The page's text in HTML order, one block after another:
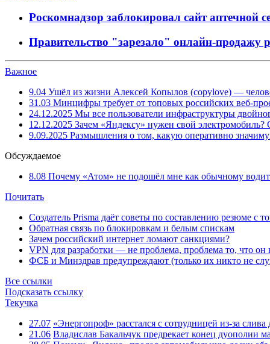
Роскомнадзор заблокировал сайт аптечной
Правительство "зарезало" онлайн-продажу
Важное
9.04 Ушёл из жизни Алексей Копылов (copylove) —
31.03 Минцифры требует от топовых российских веб-
24.12.2025 Мы все пользователи инфраструктуры
12.12.2025 Зачем «Яндексу» нужен свой
9.09.2025 Размышления о том, какую оперативно
Обсуждаемое
8.08 Почему «Атом» не подошёл мне как обычному
Почитать
Создатель Prisma даёт советы по составлению резюме с
Обратная связь по блокировкам и белым спискам
Зачем российский интернет ломают санкциями?
VPN для разработки — не проблема, проблема то, что он
ФСБ и Минздрав предупреждают (только их никто не
Все ссылки
Подсказать ссылку
Текучка
27.07 «Энергопроф» расстался с сотрудницей из-за
21.06 Владислав Бакальчук предрекает конец дуополии